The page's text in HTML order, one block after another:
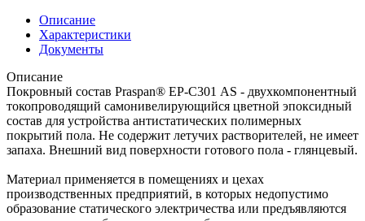
Описание
Характеристики
Документы
Описание
Покровный состав Praspan® EP-С301 AS - двухкомпонентный
токопроводящий самонивелирующийся цветной эпоксидный
состав для устройства антистатических полимерных
покрытий пола. Не содержит летучих растворителей, не имеет
запаха. Внешний вид поверхности готового пола - глянцевый.
Материал применяется в помещениях и цехах
производственных предприятий, в которых недопустимо
образование статического электричества или предъявляются